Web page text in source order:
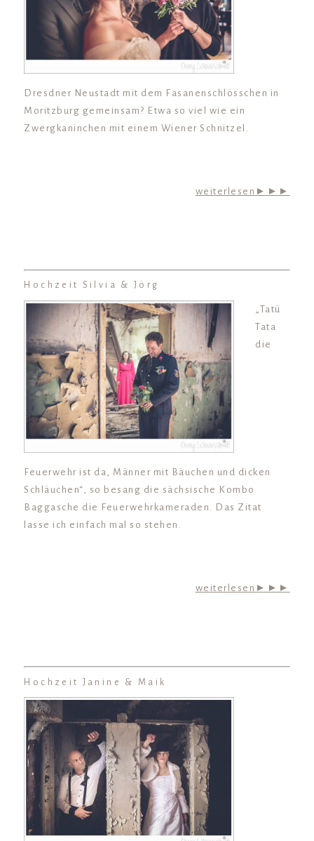
Dresdner Neustadt mit dem Fasanenschlösschen in
Moritzburg gemeinsam? Etwa so viel wie ein
Zwergkaninchen mit einem Wiener Schnitzel.
weiterlesen►►►
Hochzeit Silvia & Jörg
„Tatü
Tata
die
Feuerwehr ist da, Männer mit Bäuchen und dicken
Schläuchen“, so besang die sächsische Kombo
Baggasche die Feuerwehrkameraden. Das Zitat
lasse ich einfach mal so stehen.
weiterlesen►►►
Hochzeit Janine & Maik